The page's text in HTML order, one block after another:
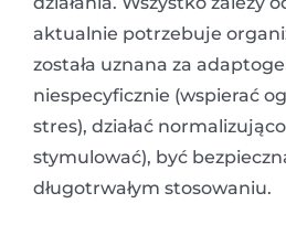
aktualnie potrzebuje
została uznana za
niespecyficznie (wspierać
stres), działać
stymulować), być
długotrwałym stosowaniu.